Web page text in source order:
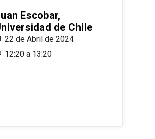
Escobar,
de Chile
22 de Abril de 2024
12:20 a 13:20